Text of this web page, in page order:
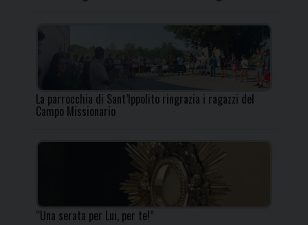
La parrocchia di Sant’Ippolito ringrazia i ragazzi del
Campo Missionario
“Una serata per Lui, per te!”